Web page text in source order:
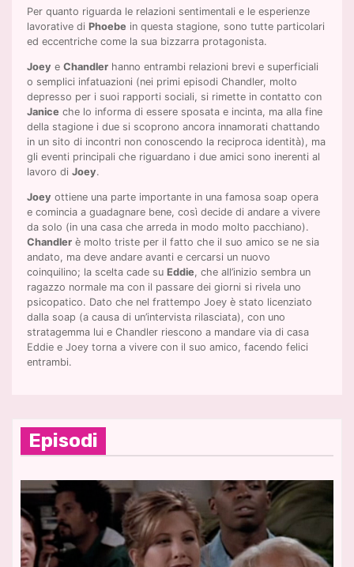
Per quanto riguarda le relazioni sentimentali e le esperienze
lavorative di Phoebe in questa stagione, sono tutte particolari
ed eccentriche come la sua bizzarra protagonista.
Joey eChandler hanno entrambi relazioni brevi e superficiali
o semplici infatuazioni (nei primi episodi Chandler, molto
depresso per i suoi rapporti sociali, si rimette in contatto con
Janice che lo informa di essere sposata e incinta, ma alla fine
della stagione i due si scoprono ancora innamorati chattando
in un sito di incontri non conoscendo la reciproca identità), ma
gli eventi principali che riguardano i due amici sono inerenti al
lavoro diJoey.
Joey ottiene una parte importante in una famosa soap opera
e comincia a guadagnare bene, così decide di andare a vivere
da solo (in una casa che arreda in modo molto pacchiano).
Chandler è molto triste per il fatto che il suo amico se ne sia
andato, ma deve andare avanti e cercarsi un nuovo
coinquilino; la scelta cade suEddie, che all’inizio sembra un
ragazzo normale ma con il passare dei giorni si rivela uno
psicopatico. Dato che nel frattempo Joey è stato licenziato
dalla soap (a causa di un’intervista rilasciata), con uno
stratagemma lui e Chandler riescono a mandare via di casa
Eddie e Joey torna a vivere con il suo amico, facendo felici
entrambi.
Episodi